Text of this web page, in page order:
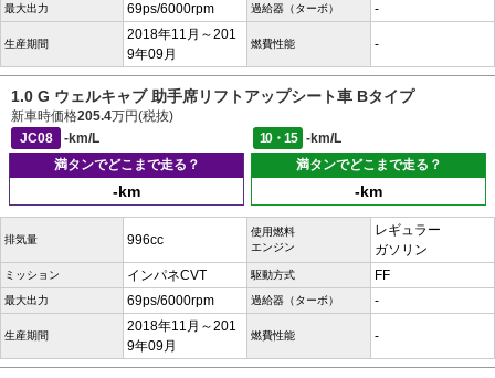
最大出力 69ps/6000rpm 過給器（ターボ） -
生産期間
2018年11月～201
9年09月
燃費性能 -
1.0 G ウェルキャブ 助手席リフトアップシート車 Bタイプ
新車時価格205.4万円(税抜)
JC08
-km/L 10・15
-km/L
満タンでどこまで走る？
-km
満タンでどこまで走る？
-km
排気量 996cc
使用燃料
エンジン
レギュラー
ガソリン
ミッション インパネCVT 駆動方式 FF
最大出力 69ps/6000rpm 過給器（ターボ） -
生産期間
2018年11月～201
9年09月
燃費性能 -